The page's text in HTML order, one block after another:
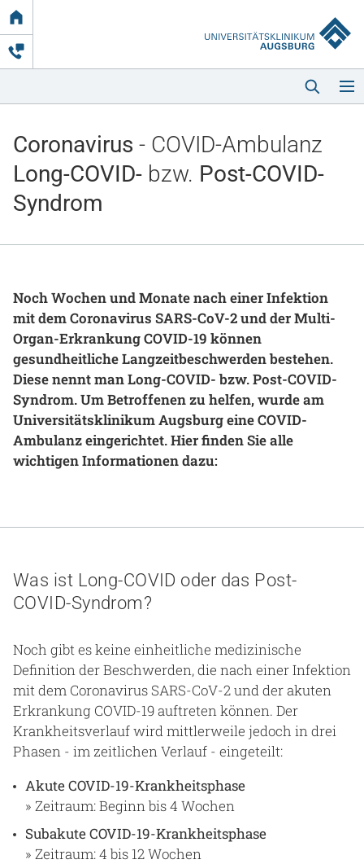
Link
zur
Startseite
Startseite
Patienten & Besucher
Zuweisende
Gesundheit & Medizin
Über uns
Beruf & Karriere
Anreise
Coronavirus - COVID-Ambulanz
Long-COVID- bzw. Post-COVID-
Syndrom
Noch Wochen und Monate nach einer Infektion
mit dem Coronavirus SARS-CoV-2 und der Multi-
Organ-Erkrankung COVID-19 können
gesundheitliche Langzeitbeschwerden bestehen.
Diese nennt man Long-COVID- bzw. Post-COVID-
Syndrom. Um Betroffenen zu helfen, wurde am
Universitätsklinikum Augsburg eine COVID-
Ambulanz eingerichtet. Hier finden Sie alle
wichtigen Informationen dazu:
Was ist Long-COVID oder das Post-
COVID-Syndrom?
Noch gibt es keine einheitliche medizinische
Definition der Beschwerden, die nach einer Infektion
mit dem Coronavirus SARS-CoV-2 und der akuten
Erkrankung COVID-19 auftreten können. Der
Krankheitsverlauf wird mittlerweile jedoch in drei
Phasen - im zeitlichen Verlauf - eingeteilt:
Akute COVID-19-Krankheitsphase
» Zeitraum: Beginn bis 4 Wochen
Subakute COVID-19-Krankheitsphase
» Zeitraum: 4 bis 12 Wochen